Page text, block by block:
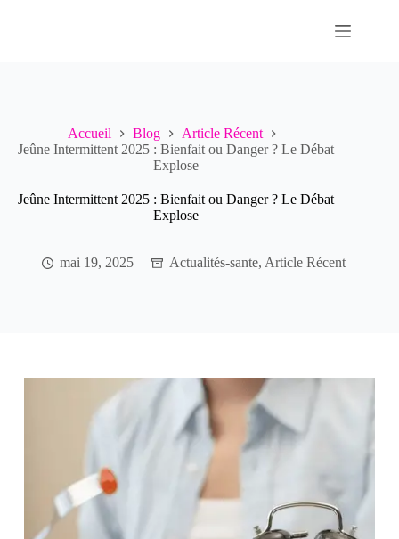
Accueil Blog
Article Récent
Jeûne Intermittent 2025 : Bienfait ou Danger ? Le Débat
Explose
Jeûne Intermittent 2025 : Bienfait ou Danger ? Le Débat
Explose
mai 19, 2025 Actualités-sante, Article Récent